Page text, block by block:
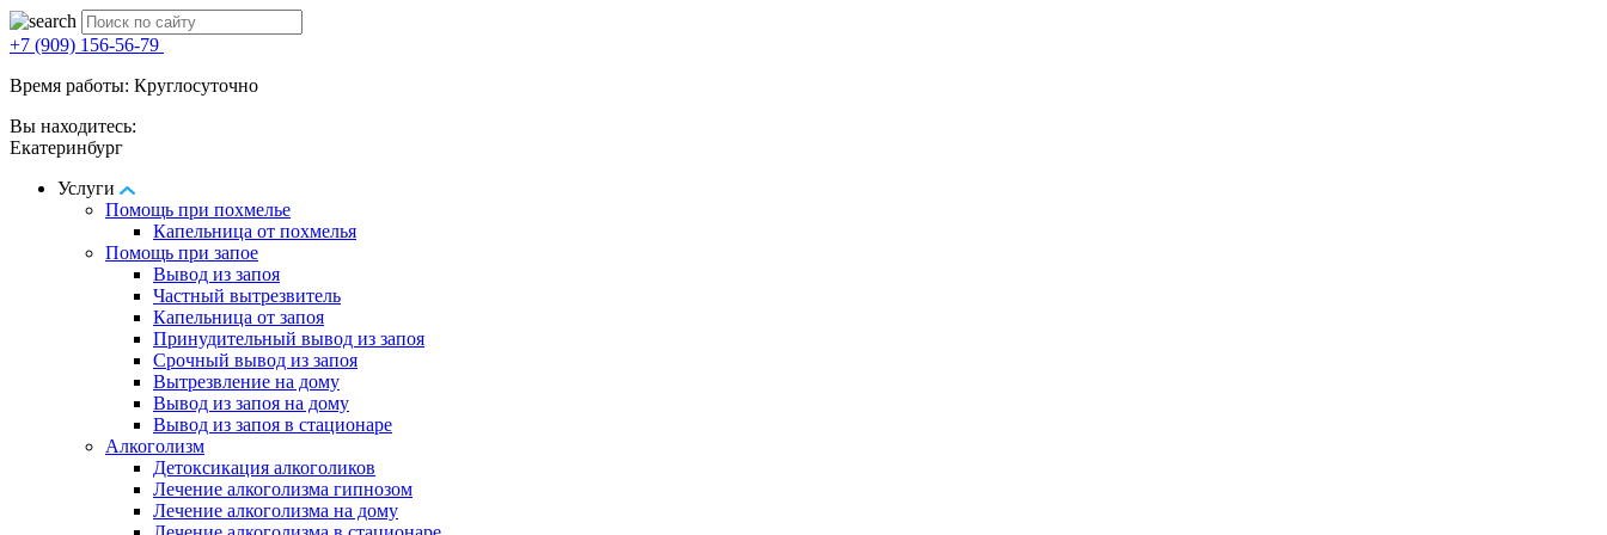
+7 (909) 156-56-79
Время работы: Круглосуточно
Вы находитесь:
Екатеринбург
Услуги
Помощь при похмелье
Капельница от похмелья
Помощь при запое
Вывод из запоя
Частный вытрезвитель
Капельница от запоя
Принудительный вывод из запоя
Срочный вывод из запоя
Вытрезвление на дому
Вывод из запоя на дому
Вывод из запоя в стационаре
Алкоголизм
Детоксикация алкоголиков
Лечение алкоголизма гипнозом
Лечение алкоголизма на дому